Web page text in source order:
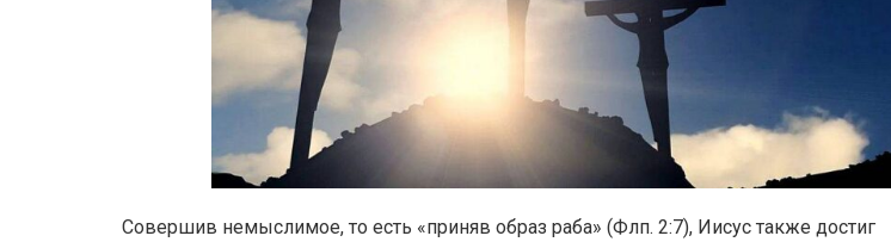
Совершив немыслимое, то есть «приняв образ раба» (Флп. 2:7), Иисус также достиг